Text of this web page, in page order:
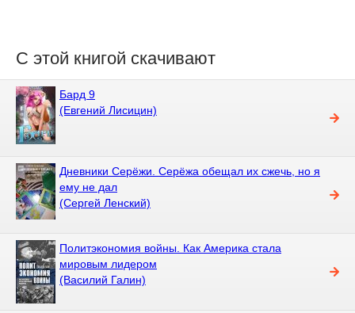
С этой книгой скачивают
Бард 9
(Евгений Лисицин)
Дневники Серёжи. Серёжа обещал их сжечь, но я
ему не дал
(Сергей Ленский)
Политэкономия войны. Как Америка стала
мировым лидером
(Василий Галин)